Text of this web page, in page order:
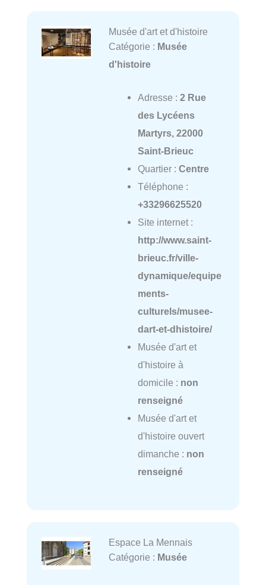
Musée d'art et d'histoire
Catégorie : Musée
d'histoire
Adresse : 2 Rue
des Lycéens
Martyrs, 22000
Saint-Brieuc
Quartier : Centre
Téléphone :
+33296625520
Site internet :
http://www.saint-
brieuc.fr/ville-
dynamique/equipe
ments-
culturels/musee-
dart-et-dhistoire/
Musée d'art et
d'histoire à
domicile : non
renseigné
Musée d'art et
d'histoire ouvert
dimanche : non
renseigné
Espace La Mennais
Catégorie : Musée